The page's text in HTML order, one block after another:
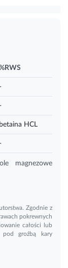
-
-
betaina HCL
-
magnezowe
Zgodnie z
pokrewnych
całości lub
pod groźbą kary